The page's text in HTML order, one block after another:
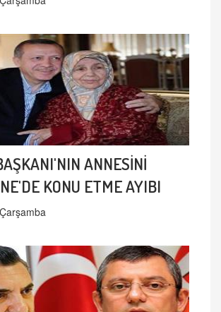
ANNESİNİ
KONU ETME AYIBI